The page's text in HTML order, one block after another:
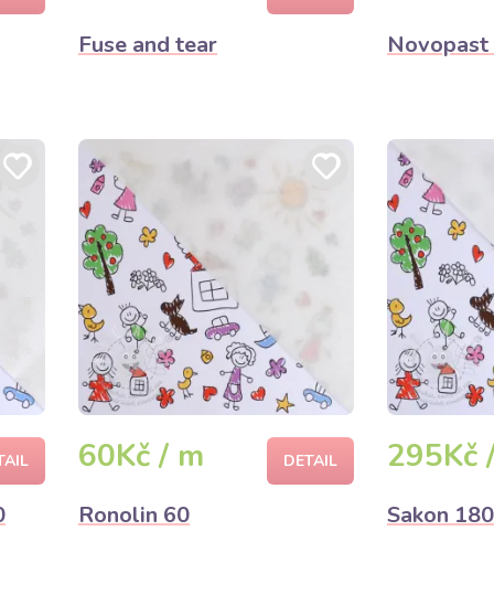
Fuse and tear
60Kč / m DETAIL
Ronolin 60
295Kč
Sakon